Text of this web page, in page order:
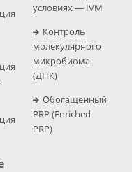
условиях — IVM
Контроль
молекулярного
микробиома
(ДНК)
Обогащенный
PRP (Enriched
PRP)